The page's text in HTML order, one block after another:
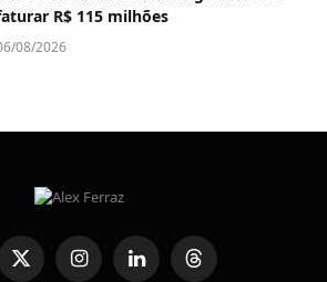
R$ 115 milhões
08/2026
X
InstagramLinkedInThreads